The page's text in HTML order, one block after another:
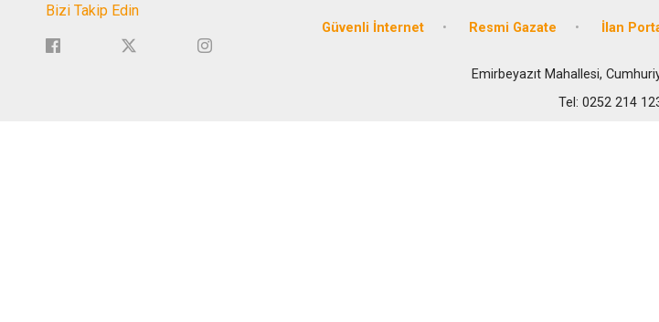
Bizi Takip Edin
Güvenli İnternet Resmi Gazate İlan
Emirbeyazıt Mahallesi,
Tel: 0252 214